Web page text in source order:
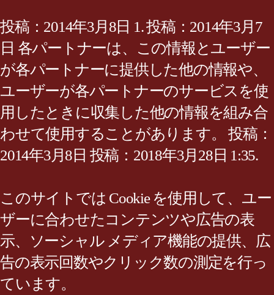
投稿：2014年3月8日 1. 投稿：2014年3月7
日 各パートナーは、この情報とユーザー
が各パートナーに提供した他の情報や、
ユーザーが各パートナーのサービスを使
用したときに収集した他の情報を組み合
わせて使用することがあります。 投稿：
2014年3月8日 投稿：2018年3月28日 1:35.
このサイトでは Cookie を使用して、ユー
ザーに合わせたコンテンツや広告の表
示、ソーシャル メディア機能の提供、広
告の表示回数やクリック数の測定を行っ
ています。